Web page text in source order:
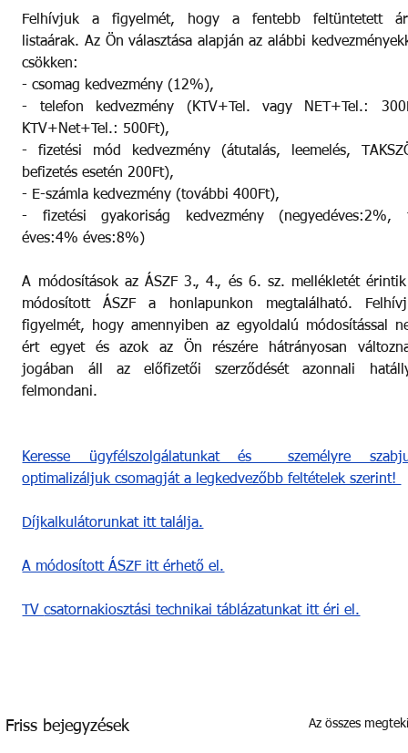
Felhívjuk a figyelmét, hogy a fentebb feltüntetett
listaárak. Az Ön választása alapján az alábbi
csökken:
- csomag kedvezmény (12%),
- telefon kedvezmény (KTV+Tel. vagy NET+Tel.:
KTV+Net+Tel.: 500Ft),
- fizetési mód kedvezmény (átutalás, leemelés,
befizetés esetén 200Ft),
- E-számla kedvezmény (további 400Ft),
- fizetési gyakoriság kedvezmény (negyedéves:2%,
éves:4% éves:8%)
A módosítások az ÁSZF 3., 4., és 6. sz. mellékletét
módosított ÁSZF a honlapunkon megtalálható.
figyelmét, hogy amennyiben az egyoldalú módosítással
ért egyet és azok az Ön részére hátrányosan
jogában áll az előfizetői szerződését azonnali
felmondani.
Keresse ügyfélszolgálatunkat és  személyre
optimalizáljuk csomagját a legkedvezőbb feltételek szerint!
Díjkalkulátorunkat itt találja.
A módosított ÁSZF itt érhető el.
TV csatornakiosztási technikai táblázatunkat itt éri el.
Friss bejegyzések Az összes